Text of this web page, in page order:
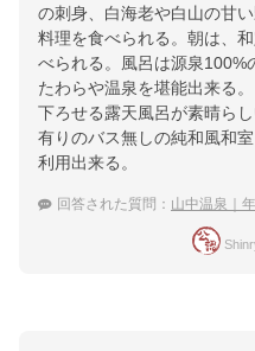
の刺身、白海老や白山の甘
料理を食べられる。朝は、
べられる。風呂は源泉100%
たわらや温泉を堪能出来る
下ろせる露天風呂が素晴ら
有りのバス無しの純和風和
利用出来る。
回答された質問： 山中温泉｜年